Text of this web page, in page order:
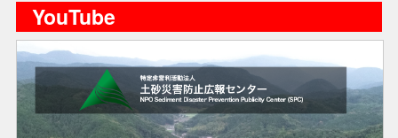
YouTube